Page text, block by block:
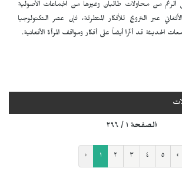
الرغم من محاولات طالبان وغيرها من الجماعات الأصولية
عبر الترويج للأفكار المتطرفة، فإن عصر التكنولوجيا
الحديثة قد أثّرا أيضاً على أفكار ومواقف المرأة الأفغانية.
الصفحة ١ / ٢٩٦
‹ ١ ٢ ٣ ٤ ٥ ›